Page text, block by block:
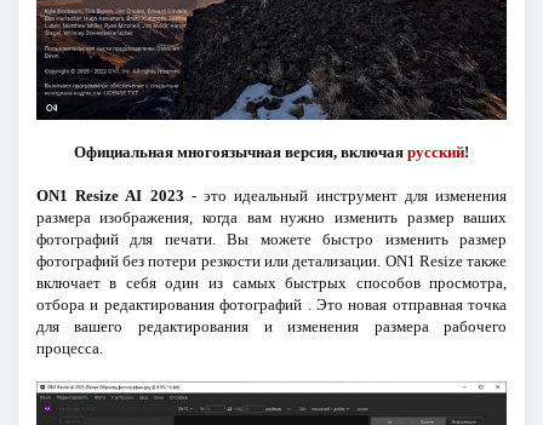
Официальная многоязычная версия, включая русский!
ON1 Resize AI 2023 - это идеальный инструмент для изменения
размера изображения, когда вам нужно изменить размер ваших
фотографий для печати. Вы можете быстро изменить размер
фотографий без потери резкости или детализации. ON1 Resize также
включает в себя один из самых быстрых способов просмотра,
отбора и редактирования фотографий . Это новая отправная точка
для вашего редактирования и изменения размера рабочего
процесса.